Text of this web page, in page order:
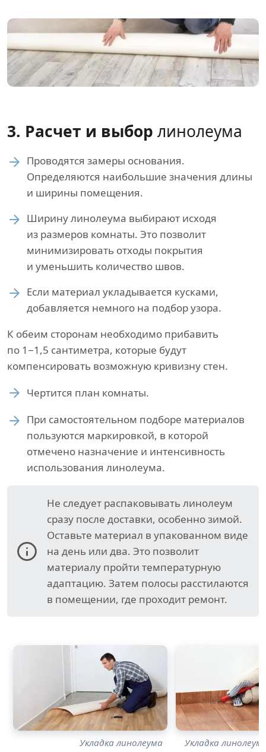
3. Расчет и выбор линолеума
Проводятся замеры основания.
Определяются наибольшие значения длины
и ширины помещения.
Ширину линолеума выбирают исходя
из размеров комнаты. Это позволит
минимизировать отходы покрытия
и уменьшить количество швов.
Если материал укладывается кусками,
добавляется немного на подбор узора.
К обеим сторонам необходимо прибавить
по 1−1,5 сантиметра, которые будут
компенсировать возможную кривизну стен.
Чертится план комнаты.
При самостоятельном подборе материалов
пользуются маркировкой, в которой
отмечено назначение и интенсивность
использования линолеума.
Не следует распаковывать линолеум
сразу после доставки, особенно зимой.
Оставьте материал в упакованном виде
на день или два. Это позволит
материалу пройти температурную
адаптацию. Затем полосы расстилаются
в помещении, где проходит ремонт.
Укладка линолеума
Укладка